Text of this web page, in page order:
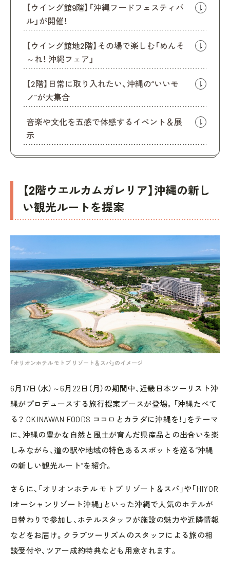
【ウイング館9階】「沖縄フードフェスティバ
ル」が開催！
【ウイング館地2階】その場で楽しむ「めんそ
～れ！ 沖縄フェア」
【2階】日常に取り入れたい、沖縄の“いいモ
ノ”が大集合
音楽や文化を五感で体感するイベント＆展
示
【2階ウエルカムガレリア】沖縄の新し
い観光ルートを提案
「オリオンホテル モトブ リゾート＆スパ」のイメージ
6月17日（水）～6月22日（月）の期間中、近畿日本ツーリスト沖
縄がプロデュースする旅行提案ブースが登場。「沖縄たべて
る？ OKINAWAN FOODS ココロとカラダに沖縄を！」をテーマ
に、沖縄の豊かな自然と風土が育んだ県産品との出合いを楽
しみながら、道の駅や地域の特色あるスポットを巡る“沖縄
の新しい観光ルート”を紹介。
さらに、「オリオンホテル モトブ リゾート＆スパ」や「HIYOR
Iオーシャンリゾート沖縄」といった沖縄で人気のホテルが
日替わりで参加し、ホテルスタッフが施設の魅力や近隣情報
などをお届け。クラブツーリズムのスタッフによる旅の相
談受付や、ツアー成約特典なども用意されます。